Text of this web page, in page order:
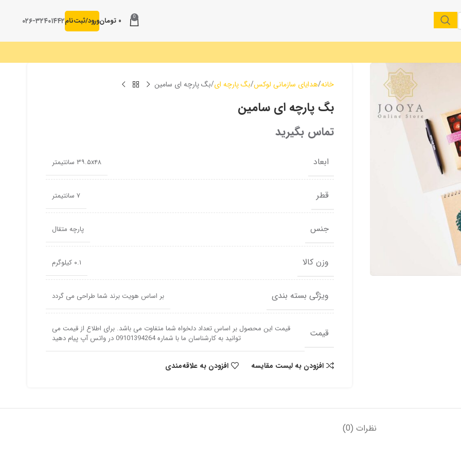
0 ۰ تومانورود/ثبت‌نام۰۲۶-۳۲۴۰۱۴۴۲
خانه هدایای سازمانی لوکس بگ پارچه ای بگ پارچه ای سامین
بگ پارچه ای سامین
تماس بگیرید
ابعاد ۳۹.۵x۴۸ سانتیمتر
قطر ۷ سانتیمتر
جنس پارچه متقال
وزن کالا ۰.۱ کیلوگرم
ویژگی بسته بندی بر اساس هویت برند شما طراحی می گردد
قیمت
قیمت این محصول بر اساس تعداد دلخواه شما متفاوت می باشد. برای اطلاع از قیمت می
توانید به کارشناسان ما با شماره 09101394264 در واتس آپ پیام دهید
افزودن به لیست مقایسه افزودن به علاقه‌مندی
نظرات (0)